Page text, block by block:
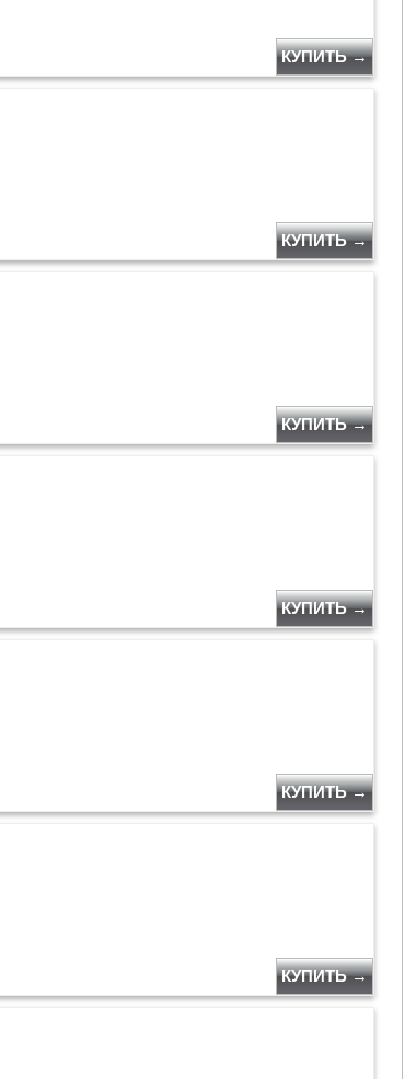
КУПИТЬ →
КУПИТЬ →
КУПИТЬ →
КУПИТЬ →
КУПИТЬ →
КУПИТЬ →